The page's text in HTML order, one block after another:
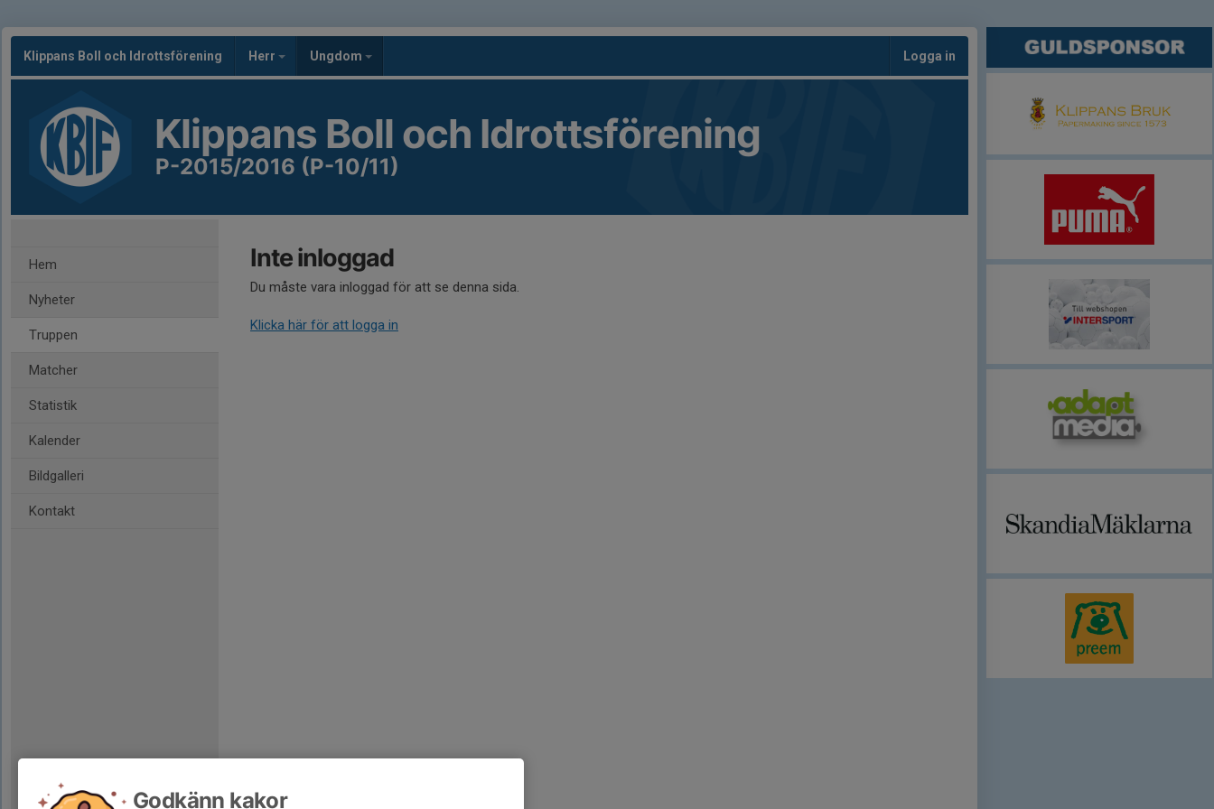
Klippans Boll och Idrottsförening Herr Ungdom Logga in
Klippans Boll och Idrottsförening
P-2015/2016 (P-10/11)
Hem
Nyheter
Truppen
Matcher
Statistik
Kalender
Bildgalleri
Kontakt
Inte inloggad
Du måste vara inloggad för att se denna sida.
Klicka här för att logga in
Godkänn kakor